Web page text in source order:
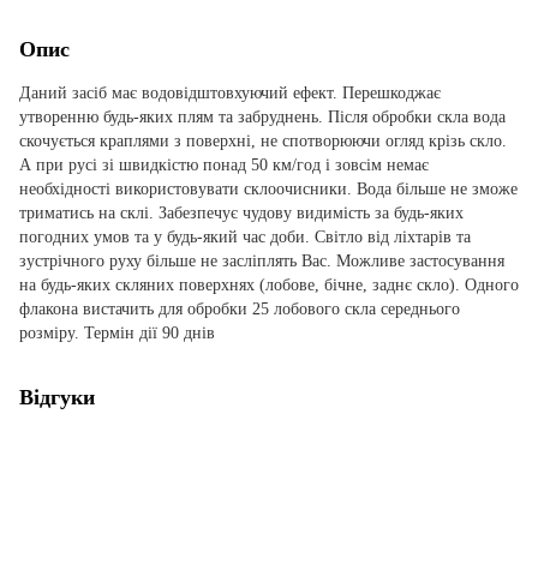
Опис
Даний засіб має водовідштовхуючий ефект. Перешкоджає
утворенню будь-яких плям та забруднень. Після обробки скла вода
скочується краплями з поверхні, не спотворюючи огляд крізь скло.
А при русі зі швидкістю понад 50 км/год і зовсім немає
необхідності використовувати склоочисники. Вода більше не зможе
триматись на склі. Забезпечує чудову видимість за будь-яких
погодних умов та у будь-який час доби. Світло від ліхтарів та
зустрічного руху більше не засліплять Вас. Можливе застосування
на будь-яких скляних поверхнях (лобове, бічне, заднє скло). Одного
флакона вистачить для обробки 25 лобового скла середнього
розміру. Термін дії 90 днів
Відгуки